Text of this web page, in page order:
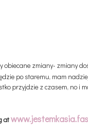
obiecane zmiany- zmiany
po staremu, mam
przyjdzie z czasem, no i
at